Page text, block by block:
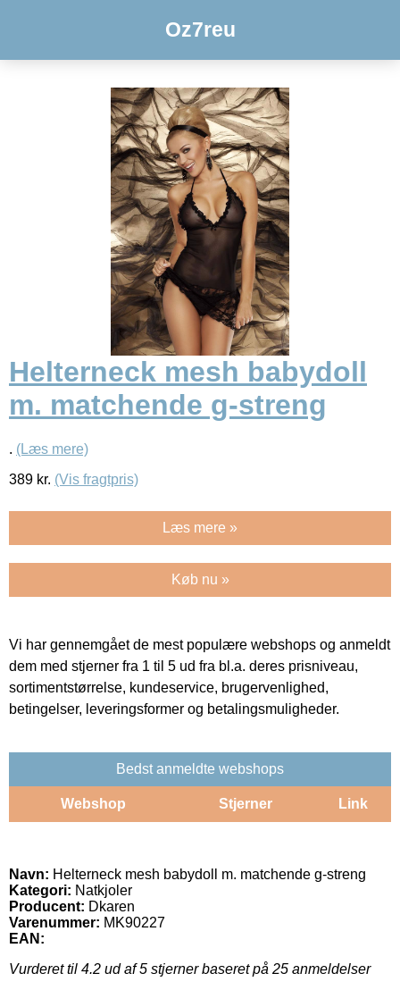
Oz7reu
Helterneck mesh babydoll
m. matchende g-streng
. (Læs mere)
389 kr. (Vis fragtpris)
Læs mere »
Køb nu »
Vi har gennemgået de mest populære webshops og anmeldt
dem med stjerner fra 1 til 5 ud fra bl.a. deres prisniveau,
sortimentstørrelse, kundeservice, brugervenlighed,
betingelser, leveringsformer og betalingsmuligheder.
Bedst anmeldte webshops
Webshop Stjerner Link
Navn: Helterneck mesh babydoll m. matchende g-streng
Kategori: Natkjoler
Producent: Dkaren
Varenummer: MK90227
EAN:
Vurderet til 4.2 ud af 5 stjerner baseret på 25 anmeldelser